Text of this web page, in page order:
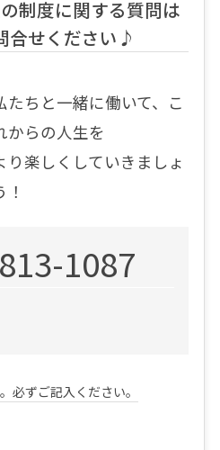
制度に関する質問は
合せください♪
たちと一緒に働いて、こ
からの人生を
り楽しくしていきましょ
！
1087
必ずご記入ください。